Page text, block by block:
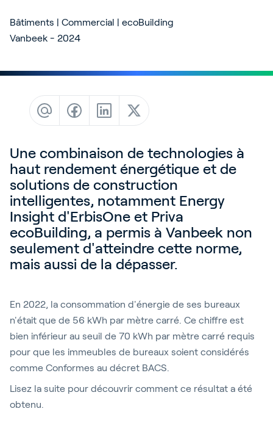
Partnerfinder
Academy
Connexion
Français
Bâtiments | Commercial | ecoBuilding
Vanbeek - 2024
Une combinaison de technologies à
haut rendement énergétique et de
solutions de construction
intelligentes, notamment Energy
Insight d'ErbisOne et Priva
ecoBuilding, a permis à Vanbeek non
seulement d'atteindre cette norme,
mais aussi de la dépasser.
En 2022, la consommation d'énergie de ses bureaux
n'était que de 56 kWh par mètre carré. Ce chiffre est
bien inférieur au seuil de 70 kWh par mètre carré requis
pour que les immeubles de bureaux soient considérés
comme Conformes au décret BACS.
Lisez la suite pour découvrir comment ce résultat a été
obtenu.